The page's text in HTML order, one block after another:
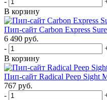
В корзину
Пип-сайт Carbon Express
6 490 руб.
-
В корзину
Пип-сайт Radical Peep Sight
767 руб.
-